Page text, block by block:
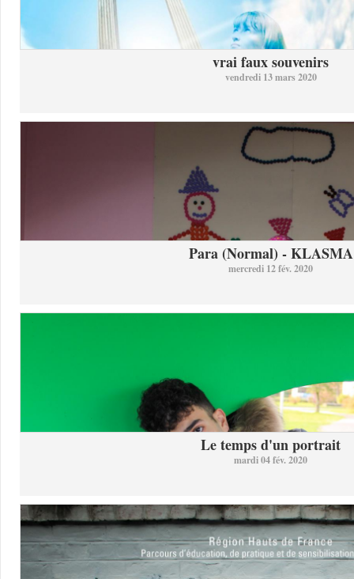
vrai faux souvenirs
vendredi 13 mars 2020
Para (Normal) - KLASMA
mercredi 12 fév. 2020
Le temps d'un portrait
mardi 04 fév. 2020